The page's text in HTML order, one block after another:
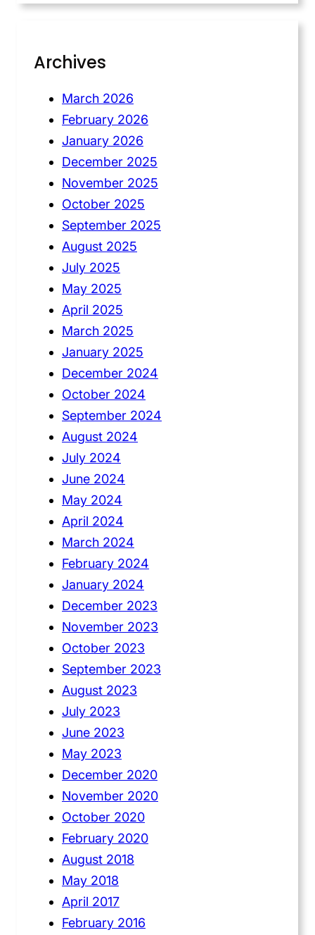
Archives
March 2026
February 2026
January 2026
December 2025
November 2025
October 2025
September 2025
August 2025
July 2025
May 2025
April 2025
March 2025
January 2025
December 2024
October 2024
September 2024
August 2024
July 2024
June 2024
May 2024
April 2024
March 2024
February 2024
January 2024
December 2023
November 2023
October 2023
September 2023
August 2023
July 2023
June 2023
May 2023
December 2020
November 2020
October 2020
February 2020
August 2018
May 2018
April 2017
February 2016